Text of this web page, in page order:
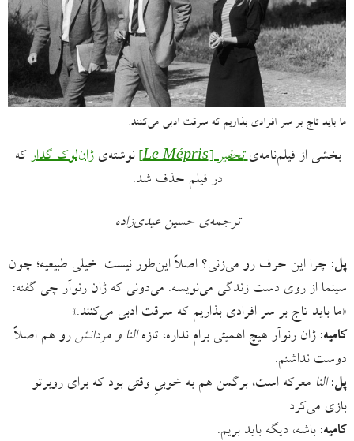
ما باید تاج بر سر افرادی بذاریم که سرقت ادبی می‌کنند.
بخشی از فیلم‌نامه‌ی تحقیر[
Le Mépris
] نوشته‌یژان‌لوک گدار که
در فیلم حذف شد.
ترجمه‌ی حسین عیدی‌زاده
پل: چرا این حرف رو می‌زنی؟ اصلاً این‌طور نیست. خیلی طبیعیه؛ چون
سینما از روی دست زندگی می‌نویسه. می‌دونی که ژان رنوآر چی گفته:
«ما باید تاج بر سر افرادی بذاریم که سرقت ادبی می‌کنند.»
کامیه: ژان رنوآر هیچ اهمیتی برام نداره، تازهالنا و مردانش رو هم اصلاً
دوست نداشتم.
پل:النا معرکه است، برگمن هم به خوبیِ وقتی بود که برای روبرتو
بازی می‌کرد.
کامیه: باشه، دیگه باید بریم.